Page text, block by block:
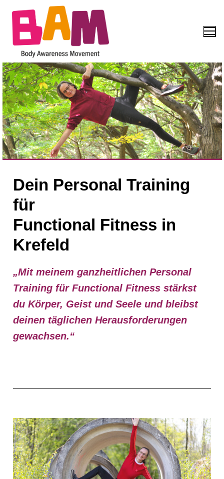
Dein Personal Training
für
Functional Fitness in
Krefeld
„Mit meinem ganzheitlichen Personal
Training für Functional Fitness stärkst
du Körper, Geist und Seele und bleibst
deinen täglichen Herausforderungen
gewachsen.“